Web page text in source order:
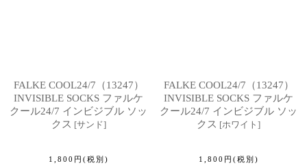
FALKE COOL24/7（13247）
INVISIBLE SOCKS ファルケ
クール24/7 インビジブル ソッ
クス [サンド]
1,800 円 (税別)
FALKE COOL24/7（13247）
INVISIBLE SOCKS ファルケ
クール24/7 インビジブル ソッ
クス [ホワイト ]
1,800 円 (税別)